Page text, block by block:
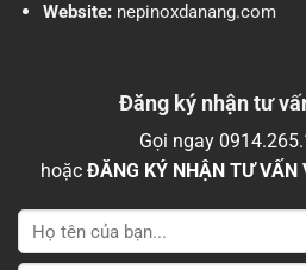
Website:nepinoxdanang.com
Đăng ký nhận tư
Gọi ngay
hoặc ĐĂNG KÝ NHẬN TƯ VẤN